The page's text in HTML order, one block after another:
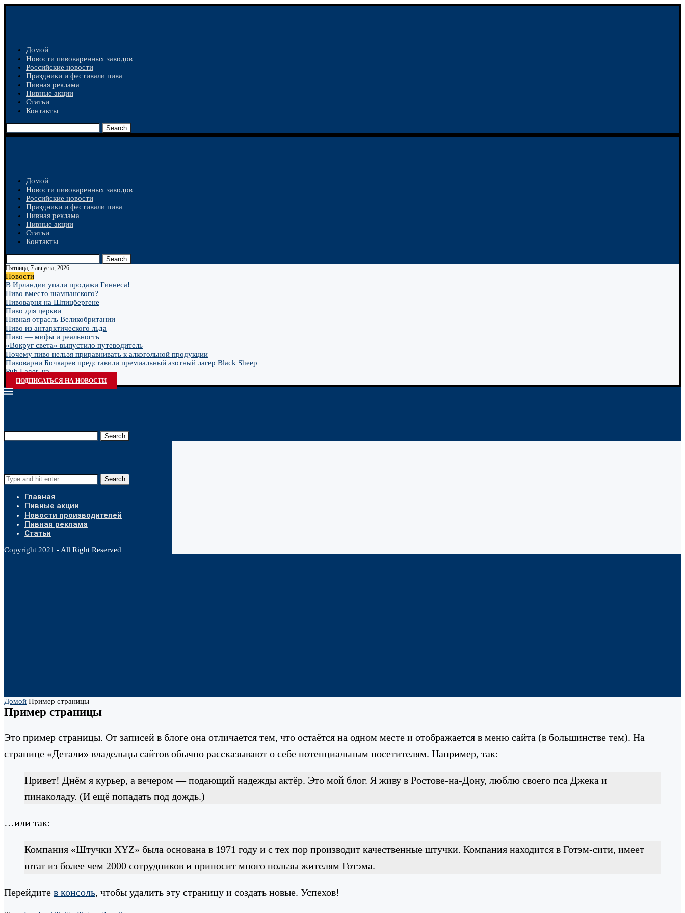
Домой
Новости пивоваренных заводов
Российские новости
Праздники и фестивали пива
Пивная реклама
Пивные акции
Статьи
Контакты
Search
Домой
Новости пивоваренных заводов
Российские новости
Праздники и фестивали пива
Пивная реклама
Пивные акции
Статьи
Контакты
Search
Пятница, 7 августа, 2026
Новости
В Ирландии упали продажи Гиннеса!
Пиво вместо шампанского?
Пивоварня на Шпицбергене
Пиво для церкви
Пивная отрасль Великобритании
Пиво из антарктического льда
Пиво — мифы и реальность
«Вокруг света» выпустило путеводитель
Почему пиво нельзя приравнивать к алкогольной продукции
Пивоварни Бочкарев представили премиальный азотный лагер Black Sheep
Pub Lager, на...
ПОДПИСАТЬСЯ НА НОВОСТИ
Search
Search
Главная
Пивные акции
Новости производителей
Пивная реклама
Статьи
Copyright 2021 - All Right Reserved
Домой Пример страницы
Пример страницы
Это пример страницы. От записей в блоге она отличается тем, что остаётся на одном месте и отображается в меню сайта (в большинстве тем). На
странице «Детали» владельцы сайтов обычно рассказывают о себе потенциальным посетителям. Например, так:
Привет! Днём я курьер, а вечером — подающий надежды актёр. Это мой блог. Я живу в Ростове-на-Дону, люблю своего пса Джека и
пинаколаду. (И ещё попадать под дождь.)
…или так:
Компания «Штучки XYZ» была основана в 1971 году и с тех пор производит качественные штучки. Компания находится в Готэм-сити, имеет
штат из более чем 2000 сотрудников и приносит много пользы жителям Готэма.
Перейдите в консоль, чтобы удалить эту страницу и создать новые. Успехов!